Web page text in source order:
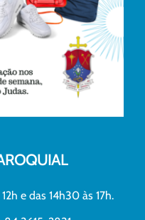
e das 14h30 às 17h.